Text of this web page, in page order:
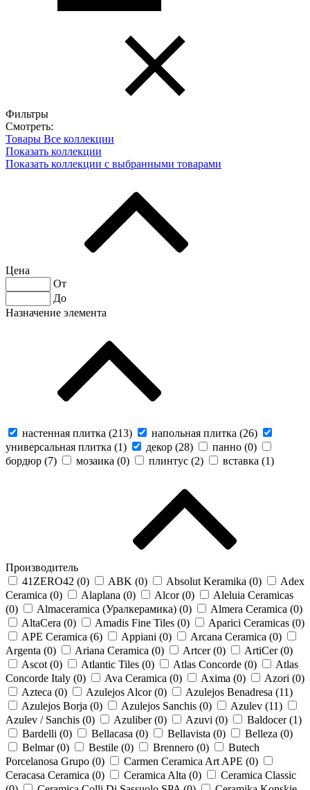
Фильтры
Смотреть:
Товары Все коллекции
Показать коллекции
Показать коллекции с выбранными товарами
Цена
От
До
Назначение элемента
настенная плитка (213) напольная плитка (26)
универсальная плитка (1) декор (28) панно (0)
бордюр (7) мозаика (0) плинтус (2) вставка (1)
Производитель
41ZERO42 (0) ABK (0) Absolut Keramika (0)
Adex
Ceramica (0) Alaplana (0) Alcor (0)
Aleluia Ceramicas
(0) Almaceramica (Уралкерамика) (0) Almera Ceramica (0)
AltaCera (0) Amadis Fine Tiles (0) Aparici Ceramicas (0)
APE Ceramica (6) Appiani (0) Arcana Ceramica (0)
Argenta (0) Ariana Ceramica (0) Artcer (0) ArtiCer (0)
Ascot (0) Atlantic Tiles (0) Atlas Concorde (0)
Atlas
Concorde Italy (0) Ava Ceramica (0) Axima (0) Azori (0)
Azteca (0) Azulejos Alcor (0) Azulejos Benadresa (11)
Azulejos Borja (0) Azulejos Sanchis (0) Azulev (11)
Azulev / Sanchis (0) Azuliber (0) Azuvi (0) Baldocer (1)
Bardelli (0) Bellacasa (0) Bellavista (0) Belleza (0)
Belmar (0) Bestile (0) Brennero (0)
Butech
Porcelanosa Grupo (0) Carmen Ceramica Art APE (0)
Ceracasa Ceramica (0) Ceramica Alta (0)
Ceramica Classic